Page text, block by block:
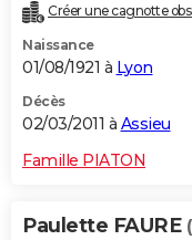
Créer une cagnotte
Naissance
01/08/1921 à Lyon
Décès
02/03/2011 à Assieu
Famille PIATON
Paulette FAURE